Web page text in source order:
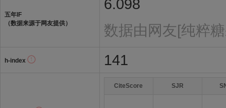
五年IF
（数据来源于网友提供）
6.098
数据由网友[纯粹
h-index 141
CiteScore SJR